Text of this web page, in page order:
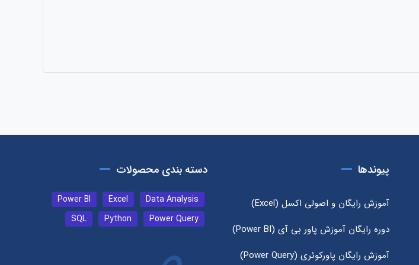
پیوندها
آموزش رایگان و اصولی اکسل (Excel)
دوره رایگان آموزش پاور بی آی (Power BI)
آموزش رایگان پاورکوئری (Power Query)
دسته بندی محصولات
Data Analysis
Excel
Power BI
Power Query
Python
SQL